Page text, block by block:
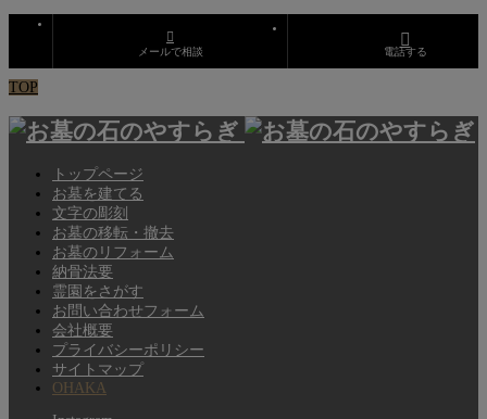
メールで相談 電話する
TOP
トップページ
お墓を建てる
文字の彫刻
お墓の移転・撤去
お墓のリフォーム
納骨法要
霊園をさがす
お問い合わせフォーム
会社概要
プライバシーポリシー
サイトマップ
OHAKA